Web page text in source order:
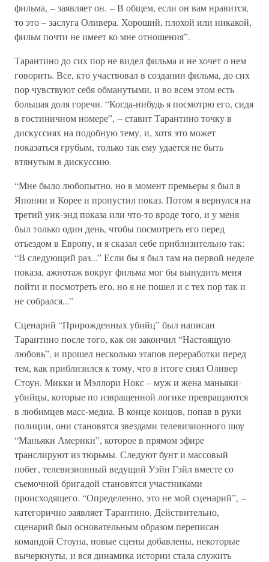
фильма, – заявляет он. – В общем, если он вам нравится,
то это – заслуга Оливера. Хороший, плохой или никакой,
фильм почти не имеет ко мне отношения”.
Тарантино до сих пор не видел фильма и не хочет о нем
говорить. Все, кто участвовал в создании фильма, до сих
пор чувствуют себя обманутыми, и во всем этом есть
большая доля горечи. “Когда-нибудь я посмотрю его, сидя
в гостиничном номере”, – ставит Тарантино точку в
дискуссиях на подобную тему, и, хотя это может
показаться грубым, только так ему удается не быть
втянутым в дискуссию.
“Мне было любопытно, но в момент премьеры я был в
Японии и Корее и пропустил показ. Потом я вернулся на
третий уик-энд показа или что-то вроде того, и у меня
был только один день, чтобы посмотреть его перед
отъездом в Европу, и я сказал себе приблизительно так:
“В следующий раз...” Если бы я был там на первой неделе
показа, ажиотаж вокруг фильма мог бы вынудить меня
пойти и посмотреть его, но я не пошел и с тех пор так и
не собрался...”
Сценарий “Прирожденных убийц” был написан
Тарантино после того, как он закончил “Настоящую
любовь”, и прошел несколько этапов переработки перед
тем, как приблизился к тому, что в итоге снял Оливер
Стоун. Микки и Мэллори Нокс – муж и жена маньяки-
убийцы, которые по извращенной логике превращаются
в любимцев масс-медиа. В конце концов, попав в руки
полиции, они становятся звездами телевизионного шоу
“Маньяки Америки”, которое в прямом эфире
транслируют из тюрьмы. Следуют бунт и массовый
побег, телевизионный ведущий Уэйн Гэйл вместе со
съемочной бригадой становятся участниками
происходящего. “Определенно, это не мой сценарий”, –
категорично заявляет Тарантино. Действительно,
сценарий был основательным образом переписан
командой Стоуна, новые сцены добавлены, некоторые
вычеркнуты, и вся динамика истории стала служить